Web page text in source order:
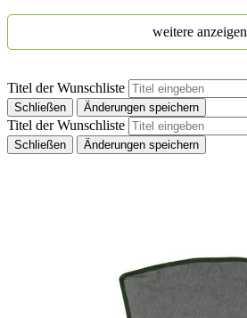
weitere anzeigen
Titel der Wunschliste
Schließen Änderungen speichern
Titel der Wunschliste
Schließen Änderungen speichern